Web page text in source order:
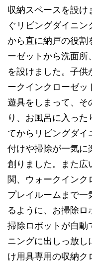
収納スペースを設け
ぐリビングダイニ
から直に納戸の役割
ーゼットから洗面所
を設けました。子供
ークインクローゼッ
遊具をしまって、そ
り、お風呂に入っ
てからリビングダ
付けや掃除が一気
創りました。また広
関、ウォークイン
プレイルームまで一
るように、お掃除ロ
掃除ロボットが自動
ニングに出しっ放し
け用具専用の収納ク